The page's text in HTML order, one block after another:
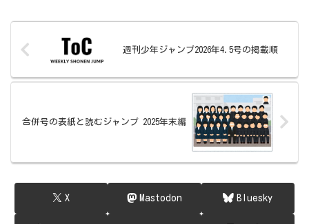
週刊少年ジャンプ2026年4.5号の掲載順
合併号の表紙と読むジャンプ 2025年末編
X Mastodon Bluesky